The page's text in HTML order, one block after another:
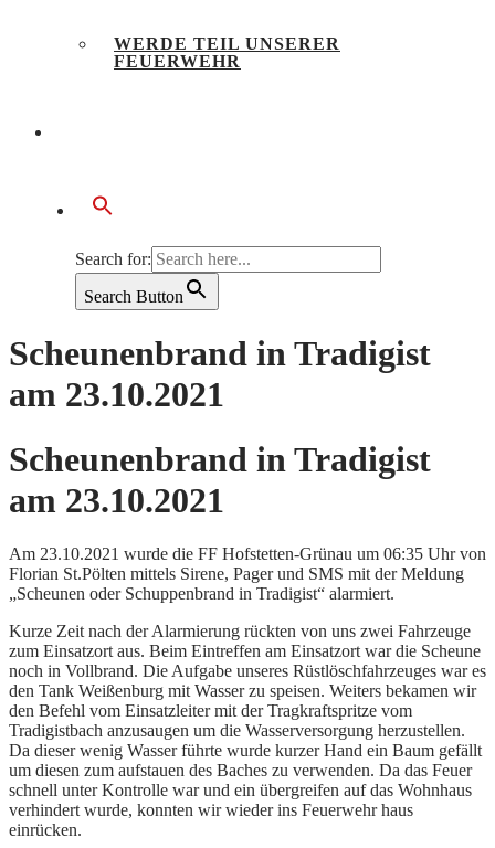
WERDE TEIL UNSERER
FEUERWEHR
Search for:
Search Button
Scheunenbrand in Tradigist
am 23.10.2021
Scheunenbrand in Tradigist
am 23.10.2021
Am 23.10.2021 wurde die FF Hofstetten-Grünau um 06:35 Uhr von
Florian St.Pölten mittels Sirene, Pager und SMS mit der Meldung
„Scheunen oder Schuppenbrand in Tradigist“ alarmiert.
Kurze Zeit nach der Alarmierung rückten von uns zwei Fahrzeuge
zum Einsatzort aus. Beim Eintreffen am Einsatzort war die Scheune
noch in Vollbrand. Die Aufgabe unseres Rüstlöschfahrzeuges war es
den Tank Weißenburg mit Wasser zu speisen. Weiters bekamen wir
den Befehl vom Einsatzleiter mit der Tragkraftspritze vom
Tradigistbach anzusaugen um die Wasserversorgung herzustellen.
Da dieser wenig Wasser führte wurde kurzer Hand ein Baum gefällt
um diesen zum aufstauen des Baches zu verwenden. Da das Feuer
schnell unter Kontrolle war und ein übergreifen auf das Wohnhaus
verhindert wurde, konnten wir wieder ins Feuerwehr haus
einrücken.